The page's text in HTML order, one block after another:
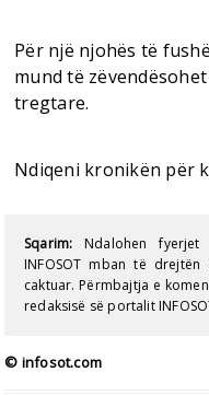
Për një njohës të
mund të
tregtare.
Ndiqeni kronikën për
Sqarim: Ndalohen
INFOSOT mban të
caktuar. Përmbajtja e
redaksisë së portalit
© infosot.com